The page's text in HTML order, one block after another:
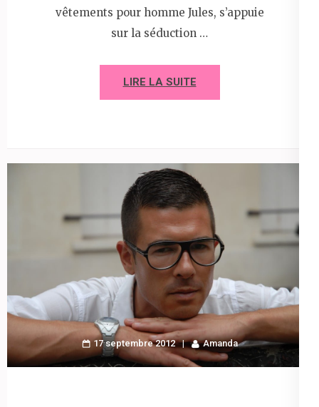
vêtements pour homme Jules, s’appuie
sur la séduction …
LIRE LA SUITE
17 septembre 2012 Amanda